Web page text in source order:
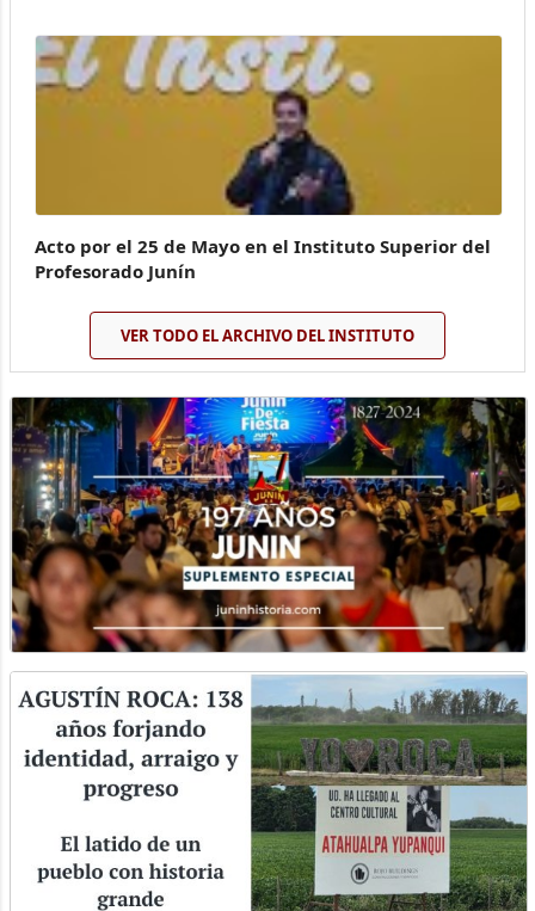
Acto por el 25 de Mayo en el Instituto Superior del
Profesorado Junín
VER TODO EL ARCHIVO DEL INSTITUTO